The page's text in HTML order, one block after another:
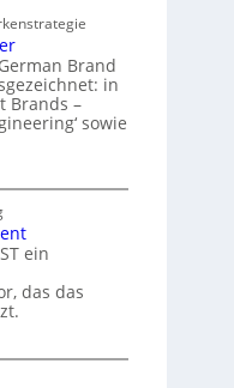
Brand
in
Brands –
sowie
ein
das das